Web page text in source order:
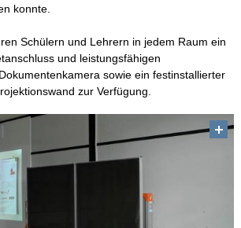
Technik
Schule
am Apian
konnte.
Schülern und Lehrern in jedem Raum ein
und leistungsfähigen
sowie ein festinstallierter
zur Verfügung.